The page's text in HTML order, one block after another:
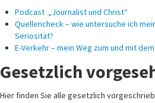
Podcast „Journalist und Christ“
Quellencheck – wie untersuche ich
Seriosität?
E-Verkehr – mein Weg zum und mit
Gesetzlich
Hier finden Sie alle gesetzlich